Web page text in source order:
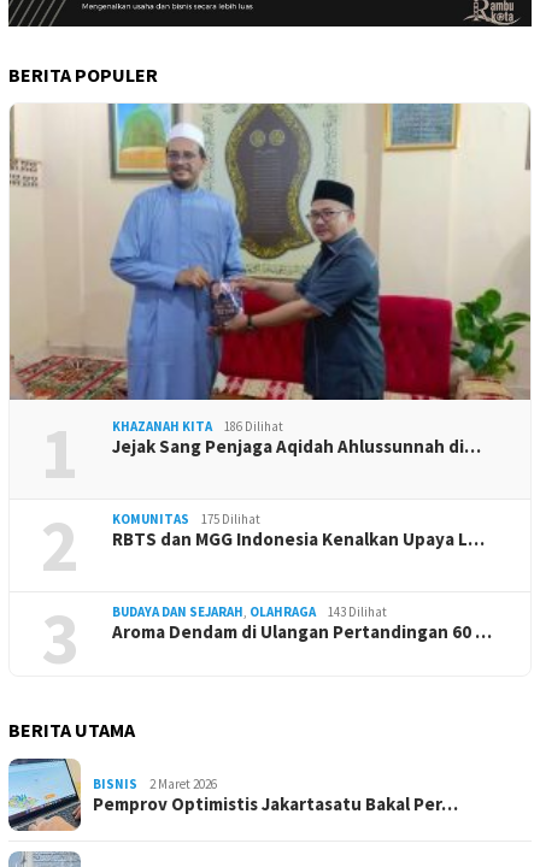
BERITA POPULER
1 KHAZANAH KITA 186 Dilihat
Jejak Sang Penjaga Aqidah Ahlussunnah di…
2 KOMUNITAS 175 Dilihat
RBTS dan MGG Indonesia Kenalkan Upaya L…
3 BUDAYA DAN SEJARAH, OLAHRAGA 143 Dilihat
Aroma Dendam di Ulangan Pertandingan 60 …
BERITA UTAMA
BISNIS 2 Maret 2026
Pemprov Optimistis Jakartasatu Bakal Per…